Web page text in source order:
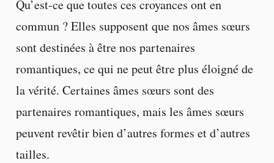
Qu’est-ce que toutes ces croyances ont en
commun ? Elles supposent que nos âmes sœurs
sont destinées à être nos partenaires
romantiques, ce qui ne peut être plus éloigné de
la vérité. Certaines âmes sœurs sont des
partenaires romantiques, mais les âmes sœurs
peuvent revêtir bien d’autres formes et d’autres
tailles.